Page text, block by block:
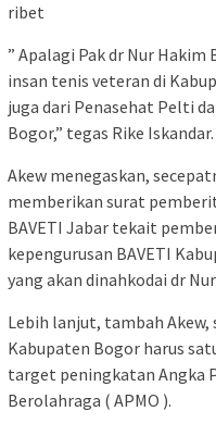
ribet
” Apalagi Pak dr Nur Hakim
insan tenis veteran di
juga dari Penasehat Pelti
Bogor,” tegas Rike Iskandar.
Akew menegaskan,
memberikan surat
BAVETI Jabar tekait
kepengurusan BAVETI
yang akan dinahkodai dr
Lebih lanjut, tambah Akew,
Kabupaten Bogor harus
target peningkatan Angka
Berolahraga ( APMO ).